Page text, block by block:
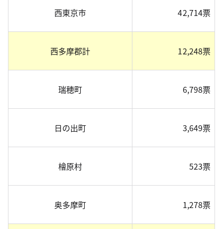
西東京市 42,714票
西多摩郡計 12,248票
瑞穂町 6,798票
日の出町 3,649票
檜原村 523票
奥多摩町 1,278票